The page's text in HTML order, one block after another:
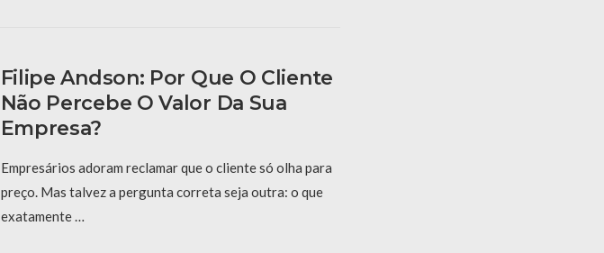
Filipe Andson: Por Que O Cliente
Não Percebe O Valor Da Sua
Empresa?
Empresários adoram reclamar que o cliente só olha para
preço. Mas talvez a pergunta correta seja outra: o que
exatamente …